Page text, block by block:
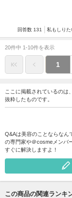
回答数 131 私もしりた
20件中 1-10件を表示
1
ここに掲載されているのは
抜粋したものです。
Q&Aは美容のことならなん
の専門家や＠cosmeメンバ
すぐに解決しますよ！
この商品の関連ランキ